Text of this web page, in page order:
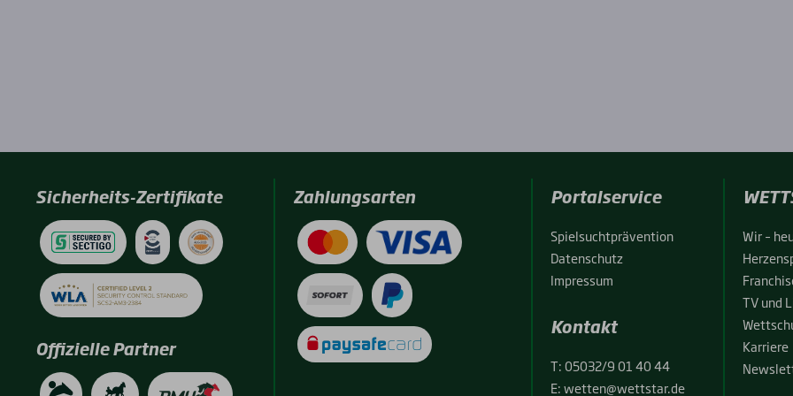
Sicherheits-Zertifikate
Offizielle Partner
Zahlungsarten Portalservice
Spiel­sucht­prä­ven­ti­on
Daten­schutz
Impres­sum
Kontakt
T:05032/9 01 40 44
E:wetten@wettstar.de
Wir –
TV und
Kar­rie­re